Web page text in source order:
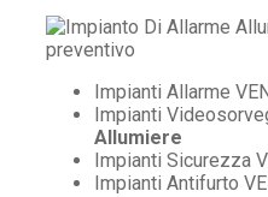
Impianti Allarme
Impianti
Allumiere
Impianti Sicurezza
Impianti Antifurto